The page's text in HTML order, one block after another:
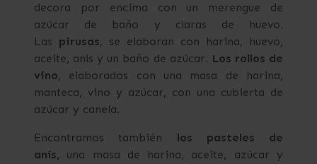
decora por encima con un merengue de
azúcar de baño y claras de huevo.
Las pirusas, se elaboran con harina, huevo,
aceite, anís y un baño de azúcar. Los rollos de
vino, elaborados con una masa de harina,
manteca, vino y azúcar, con una cubierta de
azúcar y canela.
Encontramos también los pasteles de
anís, una masa de harina, aceite, azúcar y